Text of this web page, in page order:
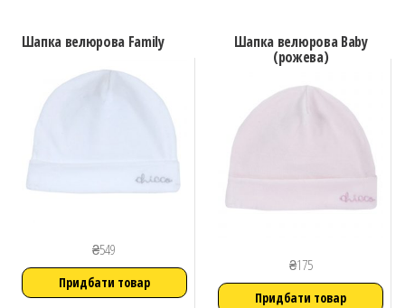
Шапка велюрова Family
₴549
Придбати товар
Шапка велюрова Baby
(рожева)
₴175
Придбати товар